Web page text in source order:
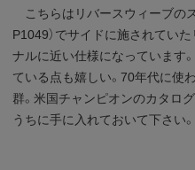
こちらはリバースウィーブの
P1049）でサイドに施されてい
ナルに近い仕様になっています
ている点も嬉しい。70年代に使
群。米国チャンピオンのカタロ
うちに手に入れておいて下さい。